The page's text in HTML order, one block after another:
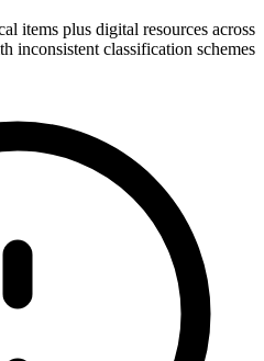
items plus digital resources across
inconsistent classification schemes